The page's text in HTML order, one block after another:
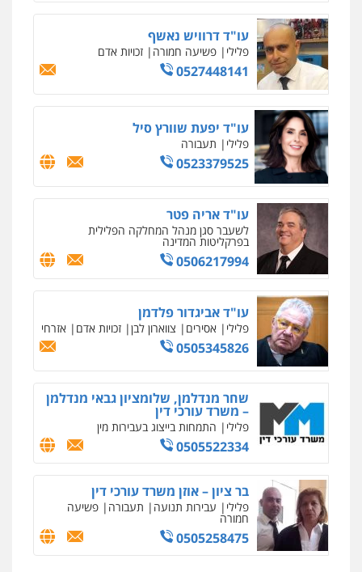
עו"ד דרוויש נאשף
פלילי פשיעה חמורה זכויות אדם
0527448141
עו"ד יפעת שוורץ סיל
פלילי תעבורה
0523379525
עו"ד אריה פטר
לשעבר סגן מנהל המחלקה הפלילית
בפרקליטות המדינה
0506217994
עו"ד אביגדור פלדמן
פלילי אסירים צווארון לבן זכויות אדם אזרחי
0505345826
שחר מנדלמן, שלומציון גבאי מנדלמן
– משרד עורכי דין
פלילי התמחות בייצוג בעבירות מין
0505522334
בר ציון – אוזן משרד עורכי דין
פלילי עבירות תנועה תעבורה פשיעה
חמורה
0505258475
ניר קידר – צלם